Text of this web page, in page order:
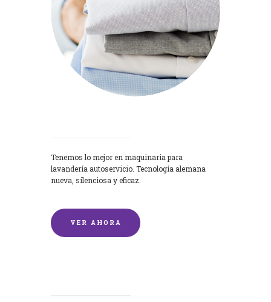
Tenemos lo mejor en maquinaria para
lavandería autoservicio. Tecnología alemana
nueva, silenciosa y eficaz.
VER AHORA